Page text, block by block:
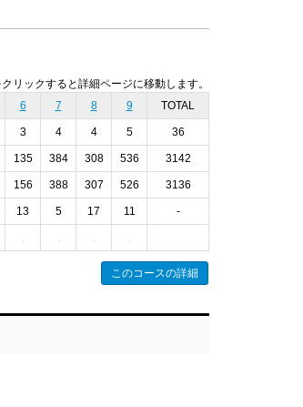
リックすると詳細ページに移動します。
6 7 8 9 TOTAL
3 4 4 5 36
135 384 308 536 3142
156 388 307 526 3136
13 5 17 11 -
このコースの詳細